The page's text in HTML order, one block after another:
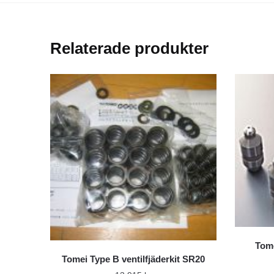
Relaterade produkter
Tomei Type B ventilfjäderkit SR20